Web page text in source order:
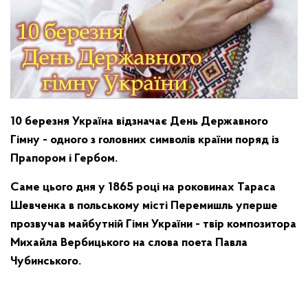
10 березня Україна відзначає День Державного
Гімну - одного з головних символів країни поряд із
Прапором і Гербом.
Саме цього дня у 1865 році на роковинах Тараса
Шевченка в польському місті Перемишль уперше
прозвучав майбутній Гімн України - твір композитора
Михайла Вербицького на слова поета Павла
Чубинського.